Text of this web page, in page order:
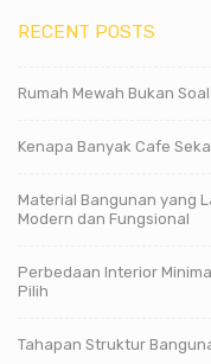
RECENT POSTS
Rumah Mewah Bukan
Kenapa Banyak Cafe
Material Bangunan yang
Modern dan Fungsional
Perbedaan Interior
Pilih
Tahapan Struktur